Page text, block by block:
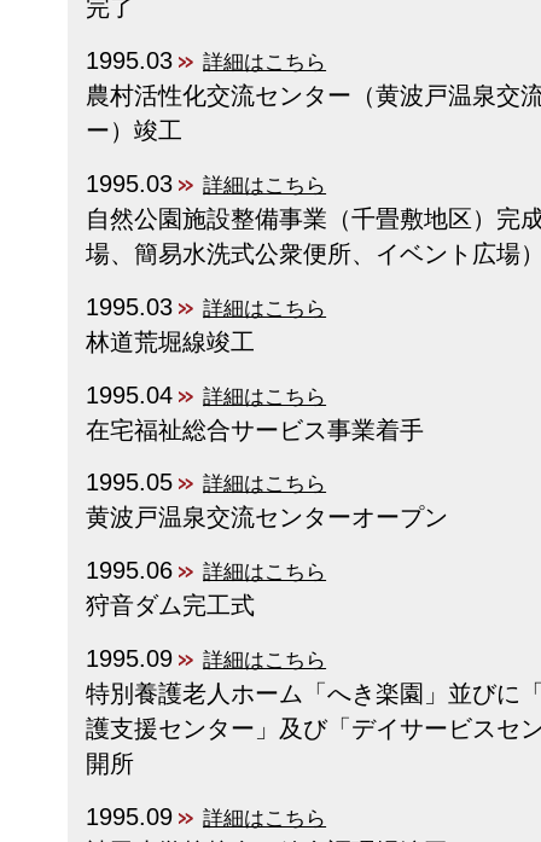
完了
1995.03
詳細はこちら
農村活性化交流センター（黄波戸温泉交
ー）竣工
1995.03
詳細はこちら
自然公園施設整備事業（千畳敷地区）完
場、簡易水洗式公衆便所、イベント広場
1995.03
詳細はこちら
林道荒堀線竣工
1995.04
詳細はこちら
在宅福祉総合サービス事業着手
1995.05
詳細はこちら
黄波戸温泉交流センターオープン
1995.06
詳細はこちら
狩音ダム完工式
1995.09
詳細はこちら
特別養護老人ホーム「へき楽園」並びに
護支援センター」及び「デイサービスセ
開所
1995.09
詳細はこちら